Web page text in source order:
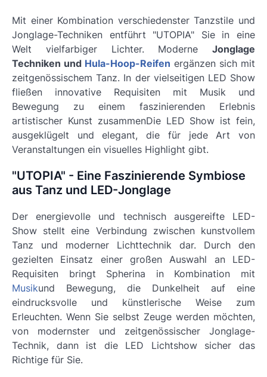
Mit einer Kombination verschiedenster Tanzstile und
Jonglage-Techniken entführt "UTOPIA" Sie in eine
Welt vielfarbiger Lichter. Moderne Jonglage
Techniken und Hula-Hoop-Reifen ergänzen sich mit
zeitgenössischem Tanz. In der vielseitigen LED Show
fließen innovative Requisiten mit Musik und
Bewegung zu einem faszinierenden Erlebnis
artistischer Kunst zusammenDie LED Show ist fein,
ausgeklügelt und elegant, die für jede Art von
Veranstaltungen ein visuelles Highlight gibt.
"UTOPIA" - Eine Faszinierende Symbiose
aus Tanz und LED-Jonglage
Der energievolle und technisch ausgereifte LED-
Show stellt eine Verbindung zwischen kunstvollem
Tanz und moderner Lichttechnik dar. Durch den
gezielten Einsatz einer großen Auswahl an LED-
Requisiten bringt Spherina in Kombination mit
Musikund Bewegung, die Dunkelheit auf eine
eindrucksvolle und künstlerische Weise zum
Erleuchten. Wenn Sie selbst Zeuge werden möchten,
von modernster und zeitgenössischer Jonglage-
Technik, dann ist die LED Lichtshow sicher das
Richtige für Sie.